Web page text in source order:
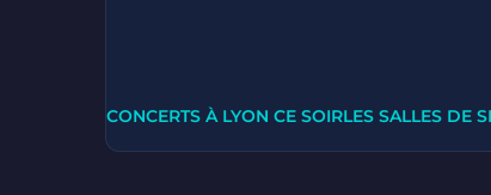
CONCERTS À LYON CE SOIRLES SALLES DE